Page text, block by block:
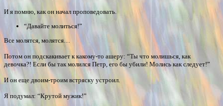
И я помню, как он начал проповедовать.
“Давайте молиться!”
Все молятся, молятся…
Потом он подскакивает к какому-то ашеру: “Ты что молишься, как
девочка?! Если бы так молился Петр, его бы убили! Молись как следует!”
И он еще двоим-троим встряску устроил.
Я подумал: “Крутой мужик!”